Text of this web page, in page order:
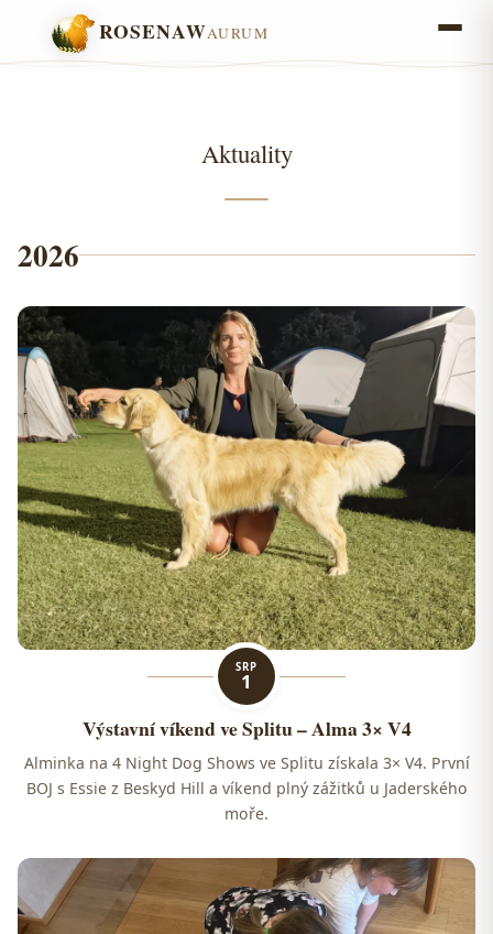
ROSENAWAURUM
Aktuality
2026
SRP
1
Výstavní víkend ve Splitu – Alma 3× V4
Alminka na 4 Night Dog Shows ve Splitu získala 3× V4. První
BOJ s Essie z Beskyd Hill a víkend plný zážitků u Jaderského
moře.